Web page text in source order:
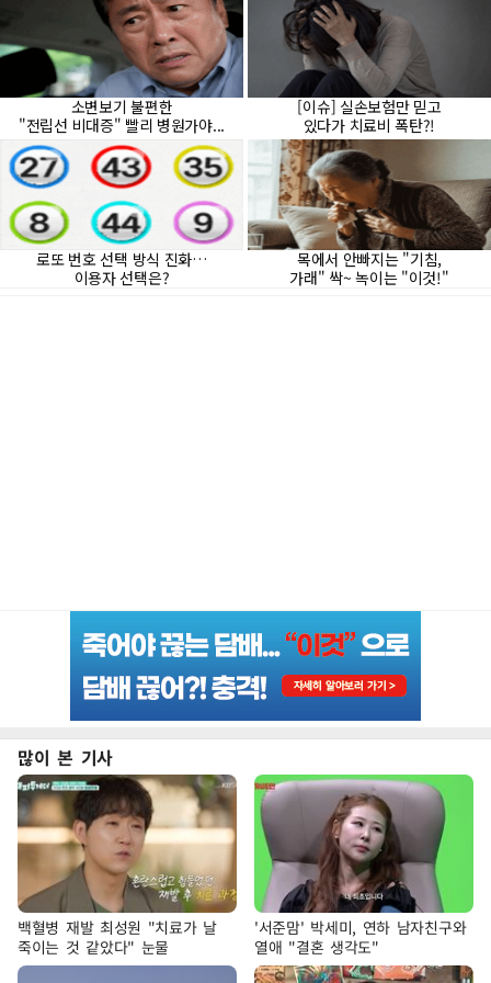
많이 본 기사
백혈병 재발 최성원 "치료가 날
죽이는 것 같았다" 눈물
'서준맘' 박세미, 연하 남자친구와
열애 "결혼 생각도"